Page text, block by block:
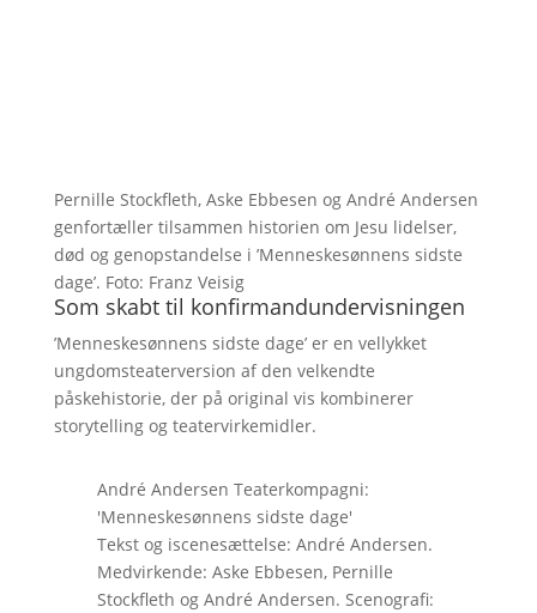
Pernille Stockfleth, Aske Ebbesen og André Andersen
genfortæller tilsammen historien om Jesu lidelser,
død og genopstandelse i ’Menneskesønnens sidste
dage’. Foto: Franz Veisig
Som skabt til konfirmandundervisningen
’Menneskesønnens sidste dage’ er en vellykket
ungdomsteaterversion af den velkendte
påskehistorie, der på original vis kombinerer
storytelling og teatervirkemidler.
André Andersen Teaterkompagni:
'Menneskesønnens sidste dage'
Tekst og iscenesættelse: André Andersen.
Medvirkende: Aske Ebbesen, Pernille
Stockfleth og André Andersen. Scenografi: